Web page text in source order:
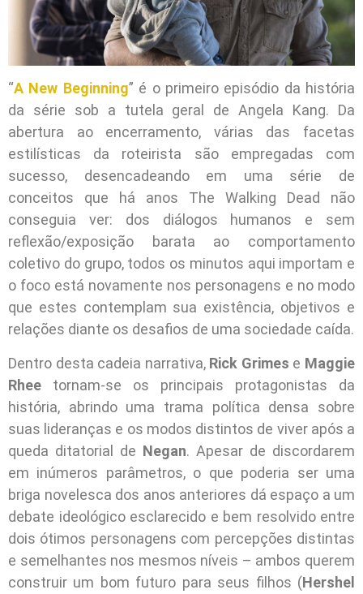
“A New Beginning” é o primeiro episódio da história
da série sob a tutela geral de Angela Kang. Da
abertura ao encerramento, várias das facetas
estilísticas da roteirista são empregadas com
sucesso, desencadeando em uma série de
conceitos que há anos The Walking Dead não
conseguia ver: dos diálogos humanos e sem
reflexão/exposição barata ao comportamento
coletivo do grupo, todos os minutos aqui importam e
o foco está novamente nos personagens e no modo
que estes contemplam sua existência, objetivos e
relações diante os desafios de uma sociedade caída.
Dentro desta cadeia narrativa, Rick Grimes e Maggie
Rhee tornam-se os principais protagonistas da
história, abrindo uma trama política densa sobre
suas lideranças e os modos distintos de viver após a
queda ditatorial de Negan. Apesar de discordarem
em inúmeros parâmetros, o que poderia ser uma
briga novelesca dos anos anteriores dá espaço a um
debate ideológico esclarecido e bem resolvido entre
dois ótimos personagens com percepções distintas
e semelhantes nos mesmos níveis – ambos querem
construir um bom futuro para seus filhos (Hershel